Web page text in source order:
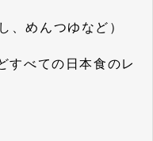
、めんつゆなど）
すべての日本食のレ